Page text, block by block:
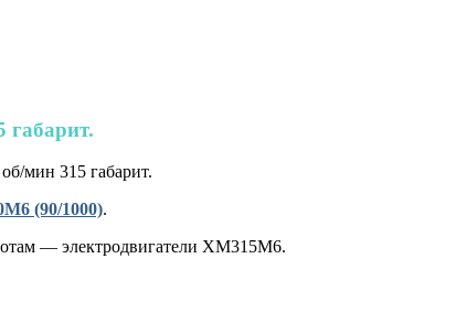
габарит.
мин 315 габарит.
(90/1000).
— электродвигатели XM315M6.